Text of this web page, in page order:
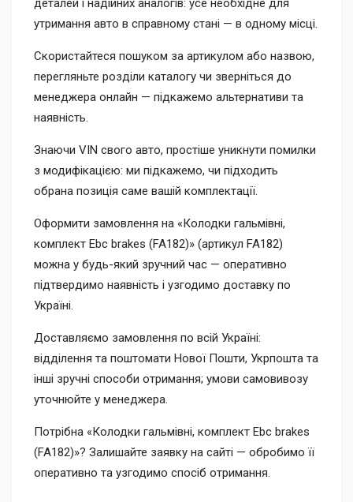
деталей і надійних аналогів: усе необхідне для
утримання авто в справному стані — в одному місці.
Скористайтеся пошуком за артикулом або назвою,
перегляньте розділи каталогу чи зверніться до
менеджера онлайн — підкажемо альтернативи та
наявність.
Знаючи VIN свого авто, простіше уникнути помилки
з модифікацією: ми підкажемо, чи підходить
обрана позиція саме вашій комплектації.
Оформити замовлення на «Колодки гальмівні,
комплект Ebc brakes (FA182)» (артикул FA182)
можна у будь-який зручний час — оперативно
підтвердимо наявність і узгодимо доставку по
Україні.
Доставляємо замовлення по всій Україні:
відділення та поштомати Нової Пошти, Укрпошта та
інші зручні способи отримання; умови самовивозу
уточнюйте у менеджера.
Потрібна «Колодки гальмівні, комплект Ebc brakes
(FA182)»? Залишайте заявку на сайті — обробимо її
оперативно та узгодимо спосіб отримання.